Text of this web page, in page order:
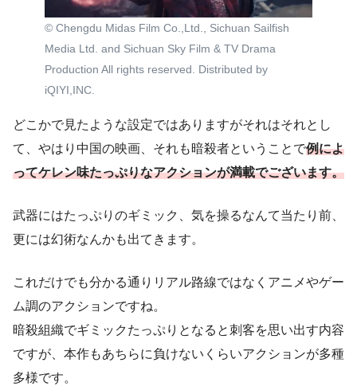
© Chengdu Midas Film Co.,Ltd., Sichuan Sailfish
Media Ltd. and Sichuan Sky Film & TV Drama
Production All rights reserved. Distributed by
iQIYI,INC.
どこかで見たような設定ではありますがそれはそれとし
て、やはり中国の映画、それも暗殺者ということで例によ
ってケレン味たっぷりなアクションが満載でございます。
武器にはたっぷりのギミック、気を操るなんて当たり前、
更には幻術なんかも出てきます。
これだけでも分かる通りリアル路線ではなくアニメやゲー
ム調のアクションですね。
暗殺組織でギミックたっぷりとなると刺客を思い出す内容
ですが、本作もあちらに負けないくらいアクションが多種
多様です。